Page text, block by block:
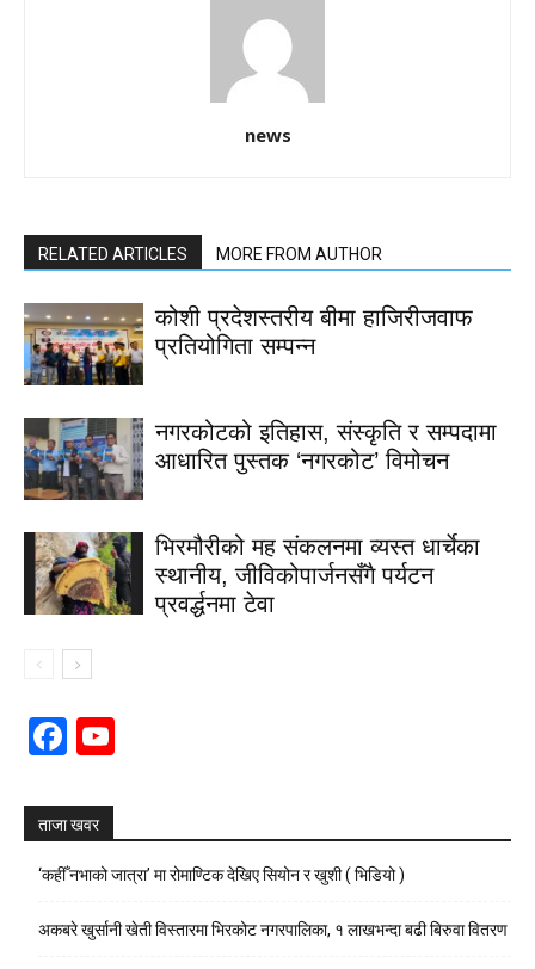
news
RELATED ARTICLES MORE FROM AUTHOR
कोशी प्रदेशस्तरीय बीमा हाजिरीजवाफ
प्रतियोगिता सम्पन्न
नगरकोटको इतिहास, संस्कृति र सम्पदामा
आधारित पुस्तक ‘नगरकोट’ विमोचन
भिरमौरीको मह संकलनमा व्यस्त धार्चेका
स्थानीय, जीविकोपार्जनसँगै पर्यटन
प्रवर्द्धनमा टेवा
Facebook
ताजा खवर
‘कहीँ नभाको जात्रा’ मा रोमाण्टिक देखिए सियोन र खुशी ( भिडियो )
अकबरे खुर्सानी खेती विस्तारमा भिरकोट नगरपालिका, १ लाखभन्दा बढी बिरुवा वितरण